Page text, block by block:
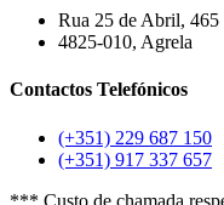
Rua 25 de Abril, 465
4825-010, Agrela
Contactos Telefónicos
(+351) 229 687 150
(+351) 917 337 657
*** Custo de chamada